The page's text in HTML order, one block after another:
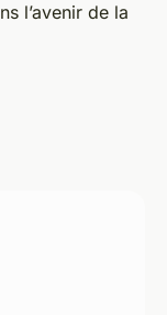
l’avenir de la